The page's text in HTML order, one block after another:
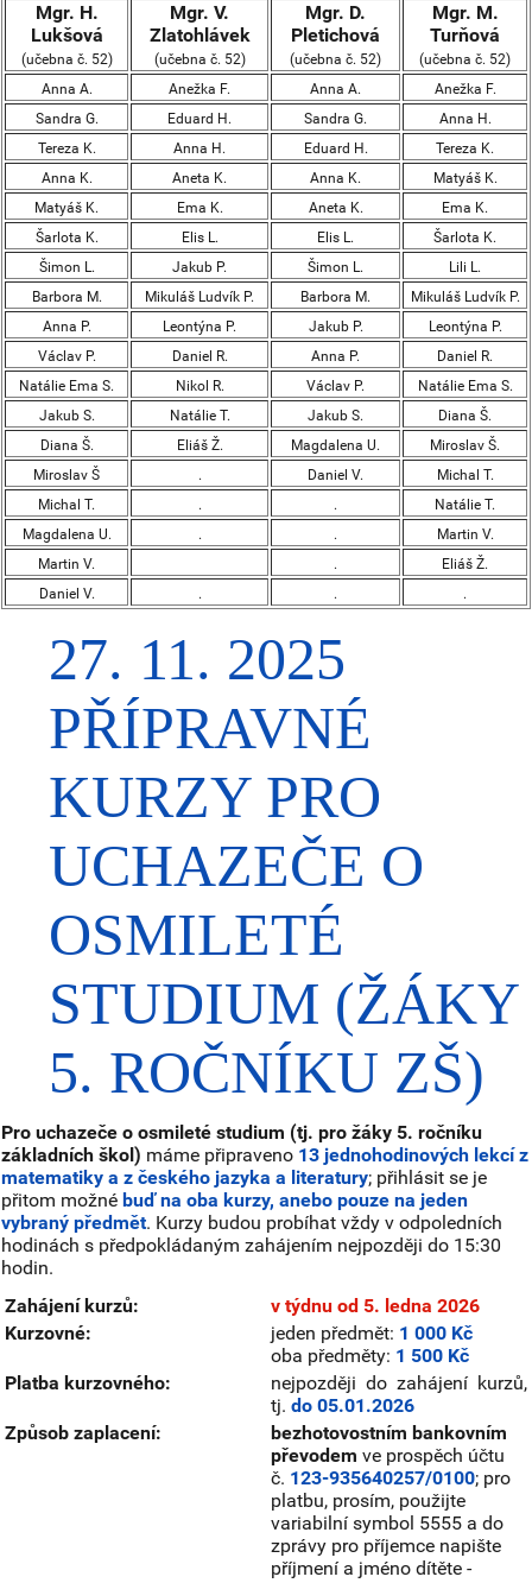
Mgr. H.
Lukšová
(učebna č. 52)
Mgr. V.
Zlatohlávek
(učebna č. 52)
Mgr. D.
Pletichová
(učebna č. 52)
Mgr. M.
Turňová
(učebna č. 52)
Anna A.
Anežka F. Anna A.
Anežka F.
Sandra G.
Eduard H. Sandra G.
Anna H.
Tereza K.
Anna H. Eduard H.
Tereza K.
Anna K.
Aneta K. Anna K.
Matyáš K.
Matyáš K.
Ema K. Aneta K.
Ema K.
Šarlota K.
Elis L. Elis L.
Šarlota K.
Šimon L.
Jakub P. Šimon L.
Lili L.
Barbora M.
Mikuláš Ludvík P. Barbora M.
Mikuláš Ludvík P.
Anna P.
Leontýna P. Jakub P.
Leontýna P.
Václav P.
Daniel R. Anna P.
Daniel R.
Natálie Ema S.
Nikol R. Václav P.
Natálie Ema S.
Jakub S.
Natálie T. Jakub S.
Diana Š.
Diana Š.
Eliáš Ž. Magdalena U.
Miroslav Š.
Miroslav Š
. Daniel V.
Michal T.
Michal T.
. .
Natálie T.
Magdalena U.
. .
Martin V.
Martin V.
.
Eliáš Ž.
Daniel V.
. . .
27. 11. 2025
PŘÍPRAVNÉ
KURZY PRO
UCHAZEČE O
OSMILETÉ
STUDIUM (ŽÁKY
5. ROČNÍKU ZŠ)
Pro uchazeče o osmileté studium (tj. pro žáky 5. ročníku
základních škol) máme připraveno 13 jednohodinových lekcí z
matematiky a z českého jazyka a literatury; přihlásit se je
přitom možné buď na oba kurzy, anebo pouze na jeden
vybraný předmět. Kurzy budou probíhat vždy v odpoledních
hodinách s předpokládaným zahájením nejpozději do 15:30
hodin.
Zahájení kurzů:
v týdnu od 5. ledna 2026
Kurzovné:
jeden předmět: 1 000 Kč
oba předměty: 1 500 Kč
Platba kurzovného:
nejpozději do zahájení kurzů,
tj. do 05.01.2026
Způsob zaplacení:
bezhotovostním bankovním
převodem ve prospěch účtu
č. 123-935640257/0100; pro
platbu, prosím, použijte
variabilní symbol 5555 a do
zprávy pro příjemce napište
příjmení a jméno dítěte -